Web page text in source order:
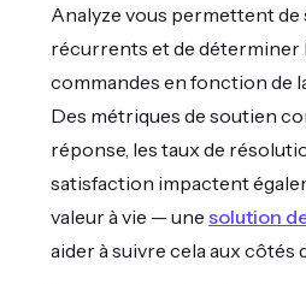
Analyze vous permettent de
récurrents et de déterminer
commandes en fonction de
Des métriques de soutien
réponse, les taux de
satisfaction impactent
valeur à vie — une solution
aider à suivre cela aux côtés